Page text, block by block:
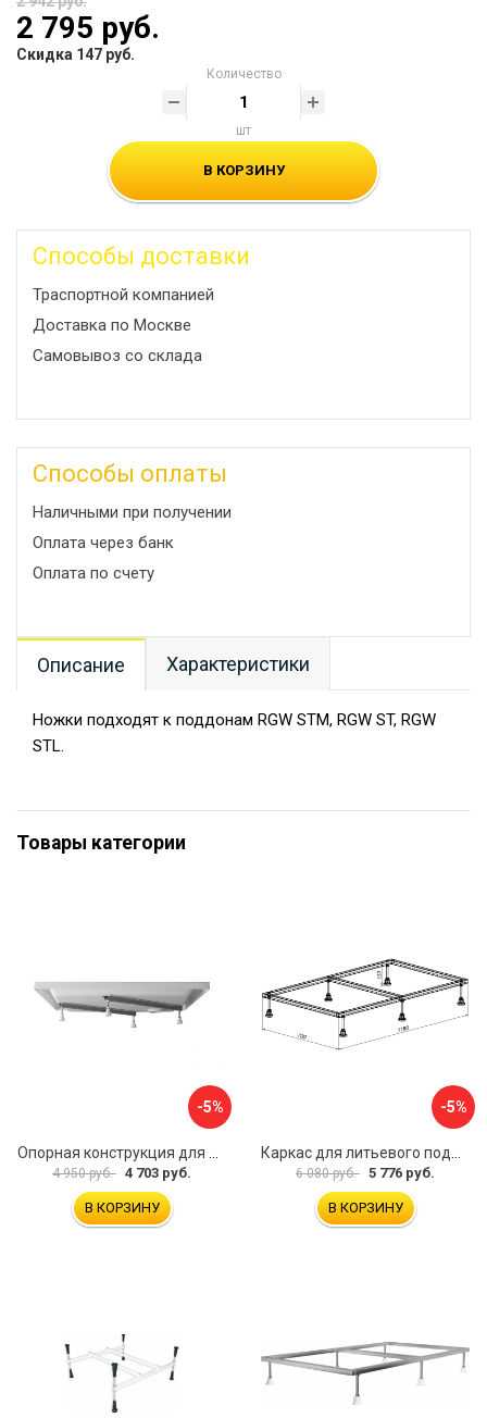
2 795 руб.
Скидка 147 руб.
Количество
шт
В КОРЗИНУ
Способы доставки
Траспортной компанией
Доставка по Москве
Самовывоз со склада
Способы оплаты
Наличными при получении
Оплата через банк
Оплата по счету
Описание Характеристики
Ножки подходят к поддонам RGW STM, RGW ST, RGW
STL.
Товары категории
-5%
4 950 руб. 4 703 руб.
В КОРЗИНУ
-5%
6 080 руб. 5 776 руб.
В КОРЗИНУ